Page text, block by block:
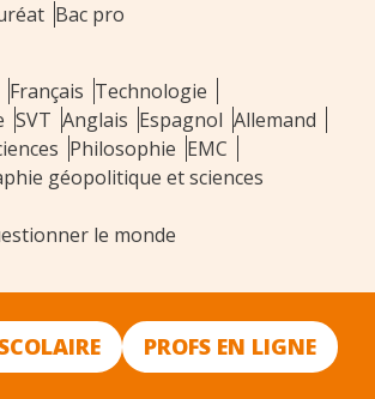
Bac pro
Français Technologie
SVT Anglais Espagnol Allemand
Philosophie EMC
géopolitique et sciences
le monde
PROFS EN LIGNE